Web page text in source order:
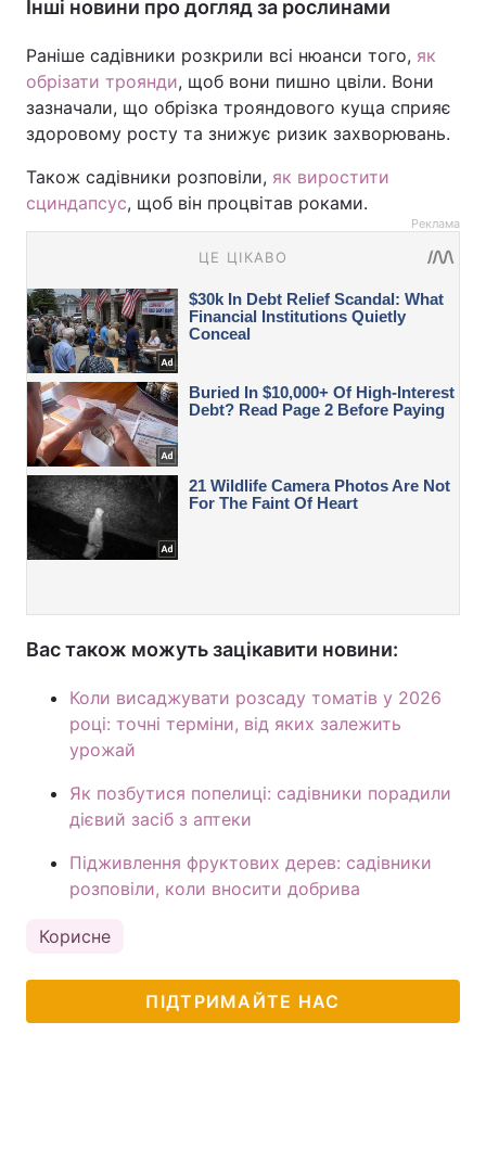
Інші новини про догляд за рослинами
Раніше садівники розкрили всі нюанси того, як
обрізати троянди, щоб вони пишно цвіли. Вони
зазначали, що обрізка трояндового куща сприяє
здоровому росту та знижує ризик захворювань.
Також садівники розповіли, як виростити
сциндапсус, щоб він процвітав роками.
Реклама
Вас також можуть зацікавити новини:
Коли висаджувати розсаду томатів у 2026
році: точні терміни, від яких залежить
урожай
Як позбутися попелиці: садівники порадили
дієвий засіб з аптеки
Підживлення фруктових дерев: садівники
розповіли, коли вносити добрива
Корисне
ПІДТРИМАЙТЕ НАС